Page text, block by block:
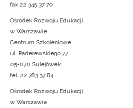
fax 22 345 37 70
Ośrodek Rozwoju Edukacji
w Warszawie
Centrum Szkoleniowe
ul. Paderewskiego 77
05-070 Sulejówek
tel. 22 783 37 84
Ośrodek Rozwoju Edukacji
w Warszawie